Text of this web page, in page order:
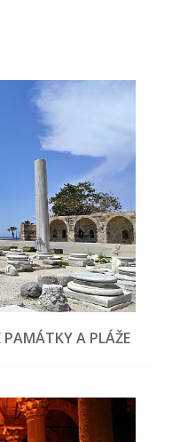
PAMÁTKY A PLÁŽE